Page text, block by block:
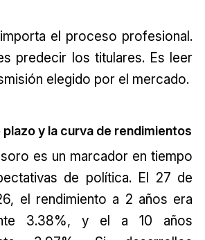
el proceso profesional.
predecir los titulares. Es leer
elegido por el mercado.
plazo y la curva de rendimientos
es un marcador en tiempo
de política. El 27 de
el rendimiento a 2 años era
3.38%, y el a 10 años